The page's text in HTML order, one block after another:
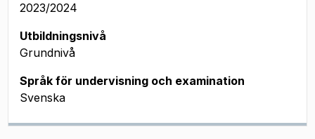
2023/2024
Utbildningsnivå
Grundnivå
Språk för undervisning och examination
Svenska